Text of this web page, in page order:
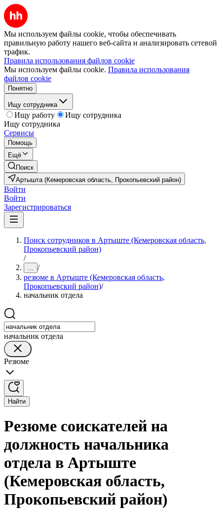
Мы используем файлы cookie, чтобы обеспечивать
правильную работу нашего веб-сайта и анализировать сетевой
трафик.
Правила использования файлов cookie
Мы используем файлы cookie. Правила использования
файлов cookie
Понятно
Ищу сотрудника
Ищу работу
Ищу сотрудника
Ищу сотрудника
Сервисы
Помощь
Ещё
Поиск
Артышта (Кемеровская область, Прокопьевский район)
Войти
Войти
Зарегистрироваться
Поиск сотрудников в Артыште (Кемеровская область,
Прокопьевский район)
/
... /
резюме в Артыште (Кемеровская область,
Прокопьевский район)/
начальник отдела
начальник отдела
Резюме
Найти
Резюме соискателей на
должность начальника
отдела в Артыште
(Кемеровская область,
Прокопьевский район)